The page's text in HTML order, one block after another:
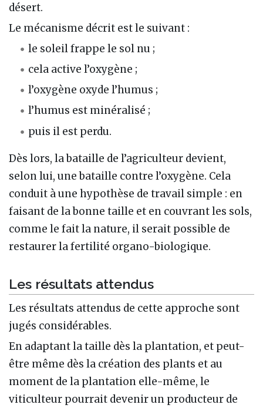
désert.
Le mécanisme décrit est le suivant :
le soleil frappe le sol nu ;
cela active l’oxygène ;
l’oxygène oxyde l’humus ;
l’humus est minéralisé ;
puis il est perdu.
Dès lors, la bataille de l’agriculteur devient,
selon lui, une bataille contre l’oxygène. Cela
conduit à une hypothèse de travail simple : en
faisant de la bonne taille et en couvrant les sols,
comme le fait la nature, il serait possible de
restaurer la fertilité organo-biologique.
Les résultats attendus
Les résultats attendus de cette approche sont
jugés considérables.
En adaptant la taille dès la plantation, et peut-
être même dès la création des plants et au
moment de la plantation elle-même, le
viticulteur pourrait devenir un producteur de